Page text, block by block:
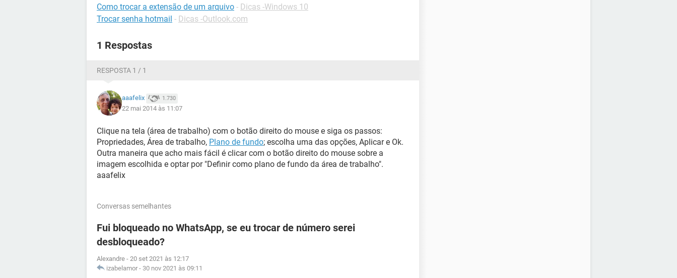
Como trocar a extensão de um arquivo - Dicas -Windows 10
Trocar senha hotmail - Dicas -Outlook.com
1 Respostas
RESPOSTA 1 / 1
aaafelix 1.730
22 mai 2014 às 11:07
Clique na tela (área de trabalho) com o botão direito do mouse e siga os passos:
Propriedades, Área de trabalho, Plano de fundo; escolha uma das opções, Aplicar e Ok.
Outra maneira que acho mais fácil é clicar com o botão direito do mouse sobre a
imagem escolhida e optar por "Definir como plano de fundo da área de trabalho".
aaafelix
Conversas semelhantes
Fui bloqueado no WhatsApp, se eu trocar de número serei
desbloqueado?
Alexandre - 20 set 2021 às 12:17
izabelamor - 30 nov 2021 às 09:11